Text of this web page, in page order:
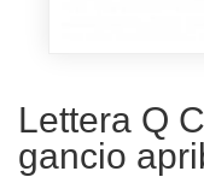
Lettera Q
gancio